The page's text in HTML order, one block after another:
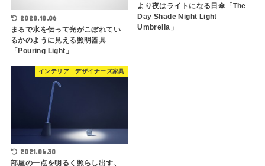
2020.10.06
まるで水を伝って光がこぼれてい
るかのように見える照明器具
「Pouring Light」
より夜はライトになる日傘「The
Day Shade Night Light
Umbrella」
インテリア デザイナーズ家具
2021.06.30
部屋の一点を明るく照らし出す、